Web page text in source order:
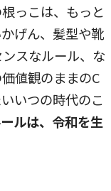
っこは、もっと
げん、髪型や靴
スなルール、な
値観のままのC
いつの時代のこ
ルは、令和を生